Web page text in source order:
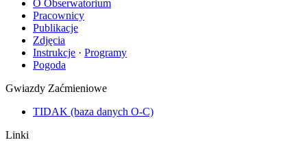
O Obserwatorium
Pracownicy
Publikacje
Zdjęcia
Instrukcje · Programy
Pogoda
Gwiazdy Zaćmieniowe
TIDAK (baza danych O-C)
Linki